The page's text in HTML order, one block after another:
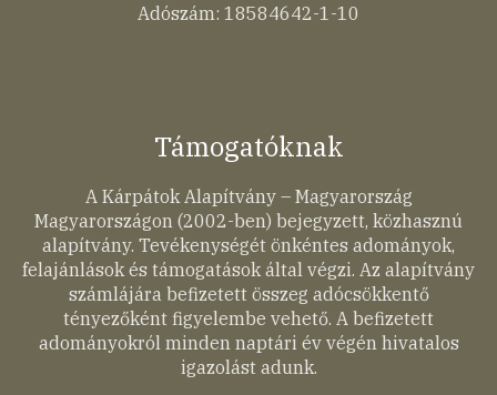
Adószám: 18584642-1-10
Támogatóknak
A Kárpátok Alapítvány – Magyarország
Magyarországon (2002-ben) bejegyzett, közhasznú
alapítvány. Tevékenységét önkéntes adományok,
felajánlások és támogatások által végzi. Az alapítvány
számlájára befizetett összeg adócsökkentő
tényezőként figyelembe vehető. A befizetett
adományokról minden naptári év végén hivatalos
igazolást adunk.